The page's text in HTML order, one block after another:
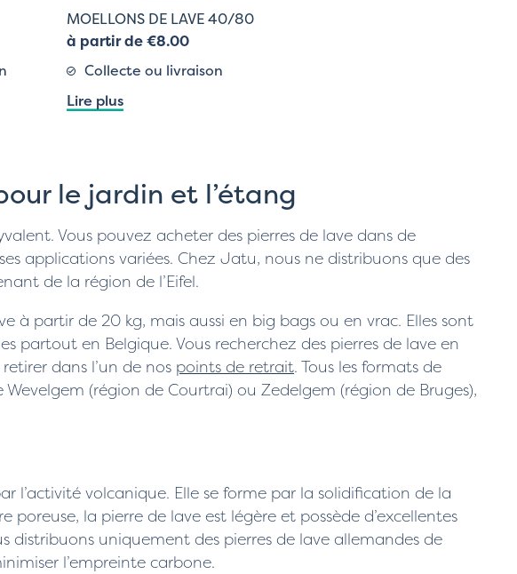
MOELLONS DE LAVE 40/80
à partir de €8.00
Collecte ou livraison
Lire plus
le jardin et l’étang
Vous pouvez acheter des pierres de lave dans de
applications variées. Chez Jatu, nous ne distribuons que des
de la région de l’Eifel.
à partir de 20 kg, mais aussi en big bags ou en vrac. Elles sont
partout en Belgique. Vous recherchez des pierres de lave en
dans l’un de nos points de retrait. Tous les formats de
(région de Courtrai) ou Zedelgem (région de Bruges),
l’activité volcanique. Elle se forme par la solidification de la
poreuse, la pierre de lave est légère et possède d’excellentes
distribuons uniquement des pierres de lave allemandes de
l’empreinte carbone.